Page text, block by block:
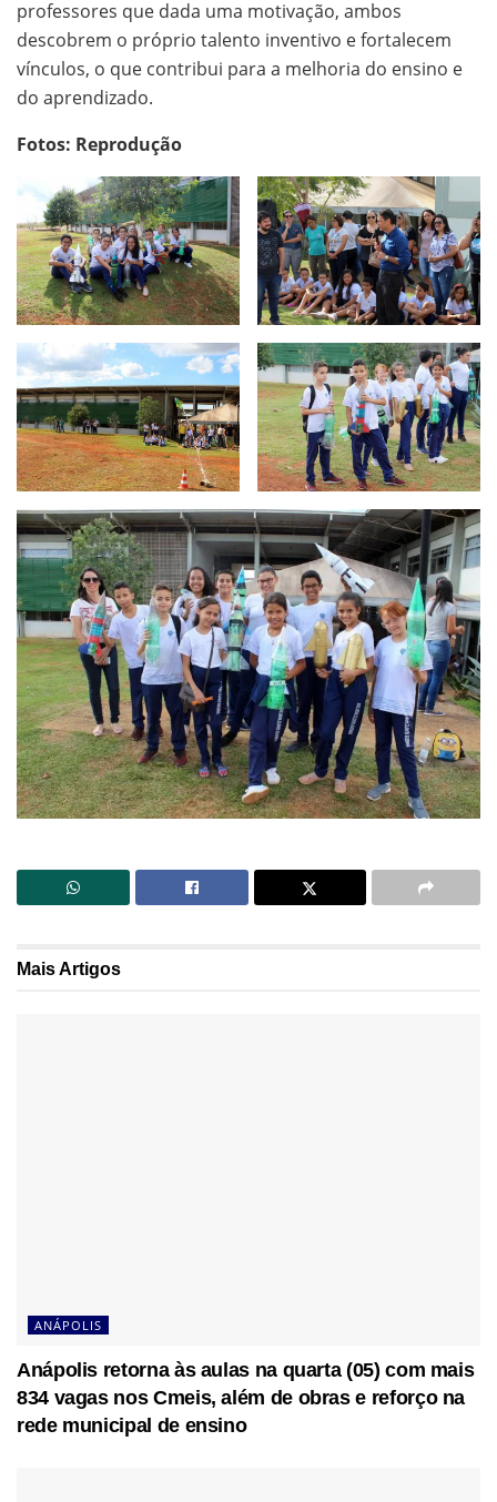
professores que dada uma motivação, ambos
descobrem o próprio talento inventivo e fortalecem
vínculos, o que contribui para a melhoria do ensino e
do aprendizado.
Fotos: Reprodução
MaisArtigos
ANÁPOLIS
Anápolis retorna às aulas na quarta (05) com mais
834 vagas nos Cmeis, além de obras e reforço na
rede municipal de ensino